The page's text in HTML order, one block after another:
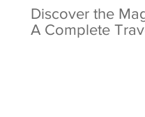
Discover the
A Complete